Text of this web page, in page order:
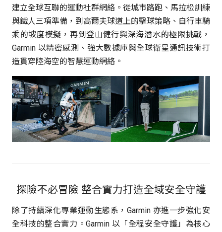
建立全球互聯的運動社群網絡。從城市路跑、馬拉松訓練
與鐵人三項準備，到高爾夫球道上的擊球策略、自行車騎
乘的坡度模擬，再到登山健行與深海潛水的極限挑戰，
Garmin 以精密感測、強大數據庫與全球衛星通訊技術打
造貫穿陸海空的智慧運動網絡。
探險不必冒險 整合實力打造全域安全守護
除了持續深化專業運動生態系，Garmin 亦進一步強化安
全科技的整合實力。Garmin 以「全程安全守護」為核心